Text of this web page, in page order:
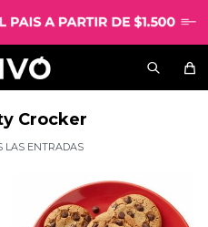
Crocker
LAS ENTRADAS